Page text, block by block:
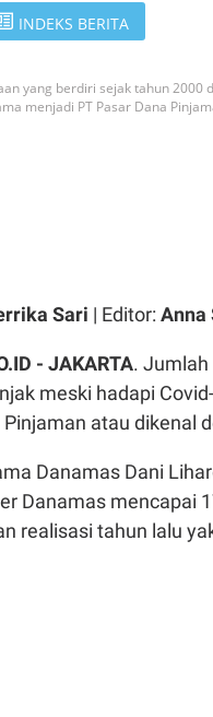
INDEKS BERITA
yang berdiri sejak tahun
menjadi PT Pasar Dana
Sari | Editor: Anna
- JAKARTA.
meski hadapi
Pinjaman atau dikenal
Danamas Dani
Danamas mencapai
realisasi tahun lalu